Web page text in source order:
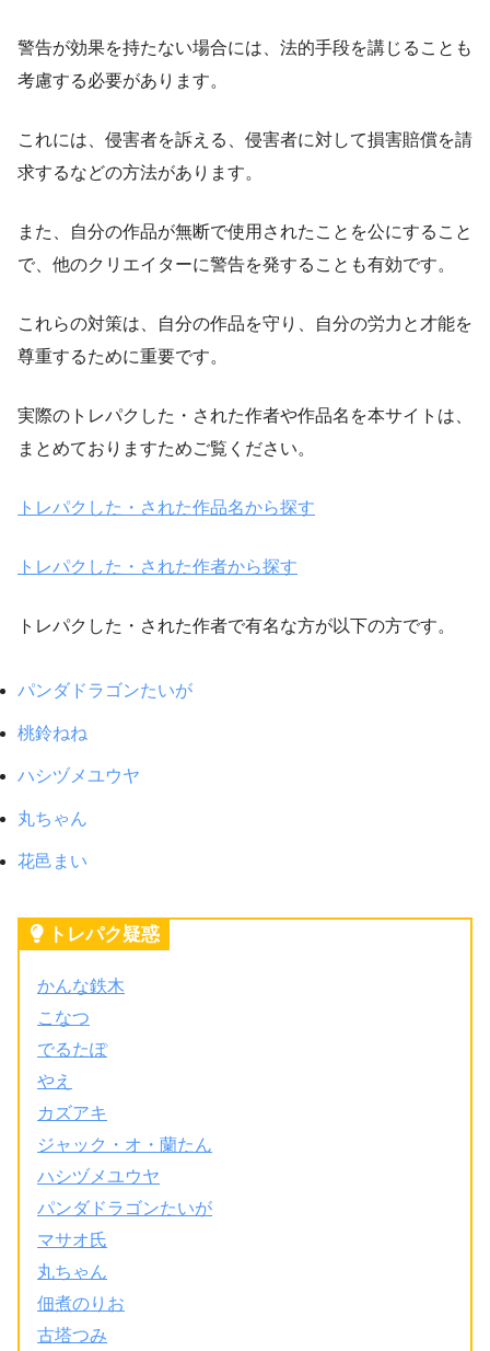
警告が効果を持たない場合には、法的手段を講じることも
考慮する必要があります。
これには、侵害者を訴える、侵害者に対して損害賠償を請
求するなどの方法があります。
また、自分の作品が無断で使用されたことを公にすること
で、他のクリエイターに警告を発することも有効です。
これらの対策は、自分の作品を守り、自分の労力と才能を
尊重するために重要です。
実際のトレパクした・された作者や作品名を本サイトは、
まとめておりますためご覧ください。
トレパクした・された作品名から探す
トレパクした・された作者から探す
トレパクした・された作者で有名な方が以下の方です。
パンダドラゴンたいが
桃鈴ねね
ハシヅメユウヤ
丸ちゃん
花邑まい
トレパク疑惑
かんな鉄木
こなつ
でるたぽ
やえ
カズアキ
ジャック・オ・蘭たん
ハシヅメユウヤ
パンダドラゴンたいが
マサオ氏
丸ちゃん
佃煮のりお
古塔つみ